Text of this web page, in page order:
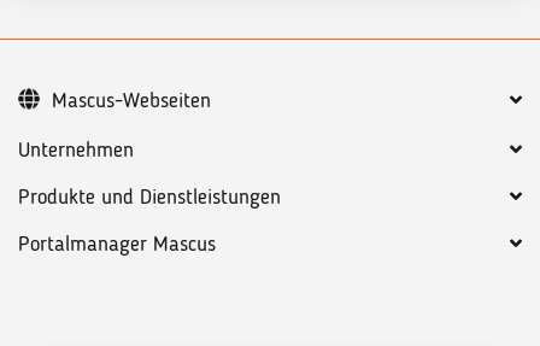
Unternehmen
Produkte und Dienstleistungen
Portalmanager Mascus
Mascus-Webseiten